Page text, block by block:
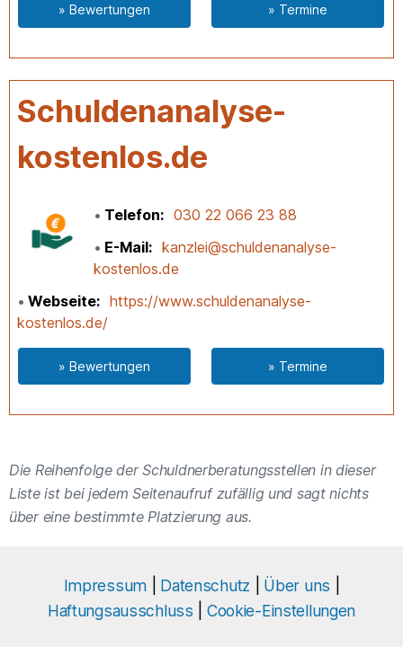
» Bewertungen » Termine
Schuldenanalyse-
kostenlos.de
Telefon
030 22 066 23 88
E-Mail
kanzlei@schuldenanalyse-
kostenlos.de
Webseite
https://www.schuldenanalyse-
kostenlos.de/
» Bewertungen » Termine
Die Reihenfolge der Schuldnerberatungsstellen in dieser
Liste ist bei jedem Seitenaufruf zufällig und sagt nichts
über eine bestimmte Platzierung aus.
Impressum Datenschutz Über uns
Haftungsausschluss
Cookie-Einstellungen